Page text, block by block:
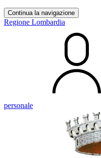
Continua la navigazione
Regione Lombardia
personale